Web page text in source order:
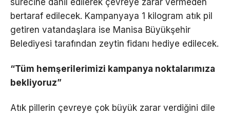
sürecine dâhil edilerek çevreye zarar vermeden
bertaraf edilecek. Kampanyaya 1 kilogram atık pil
getiren vatandaşlara ise Manisa Büyükşehir
Belediyesi tarafından zeytin fidanı hediye edilecek.
“Tüm hemşerilerimizi kampanya noktalarımıza
bekliyoruz”
Atık pillerin çevreye çok büyük zarar verdiğini dile